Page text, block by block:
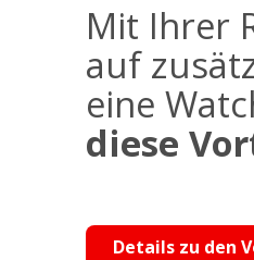
Mit Ihrer
auf
eine
diese
Details zu den